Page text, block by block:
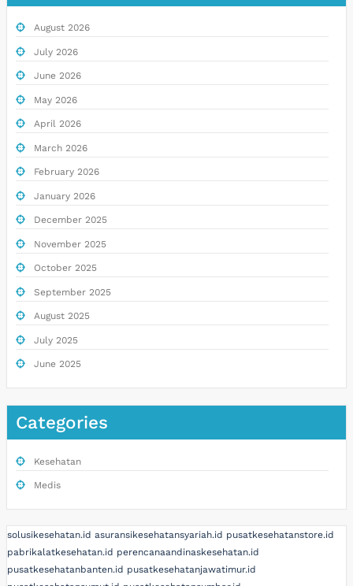
August 2026
July 2026
June 2026
May 2026
April 2026
March 2026
February 2026
January 2026
December 2025
November 2025
October 2025
September 2025
August 2025
July 2025
June 2025
Categories
Kesehatan
Medis
solusikesehatan.id asuransikesehatansyariah.id pusatkesehatanstore.id
pabrikalatkesehatan.id perencanaandinaskesehatan.id
pusatkesehatanbanten.id pusatkesehatanjawatimur.id